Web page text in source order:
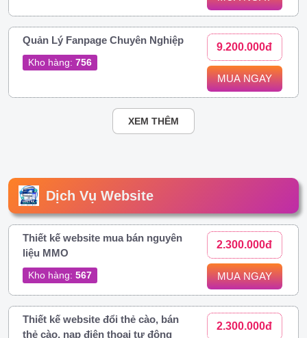
Quản Lý Fanpage Chuyên Nghiệp
Kho hàng: 756
9.200.000đ
MUA NGAY
XEM THÊM
Dịch Vụ Website
Thiết kế website mua bán nguyên
liệu MMO
Kho hàng: 567
2.300.000đ
MUA NGAY
Thiết kế website đổi thẻ cào, bán
thẻ cào, nạp điện thoại tự động
2.300.000đ